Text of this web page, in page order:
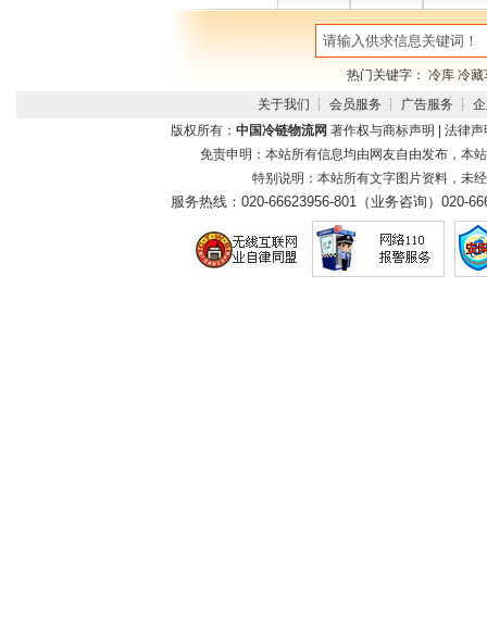
热门关键字： 冷库 冷藏
关于我们 ┊ 会员服务 ┊ 广告服务 ┊
版权所有： 中国冷链物流网 著作权与商标声明
法律声
免责申明：本站所有信息均由网友自由发布，本
特别说明：本站所有文字图片资料，未
服务热线： 020-66623956-801（业务咨询） 020-